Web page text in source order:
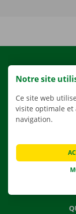
Notre site
Ce site web
visite optimale et
navigation.